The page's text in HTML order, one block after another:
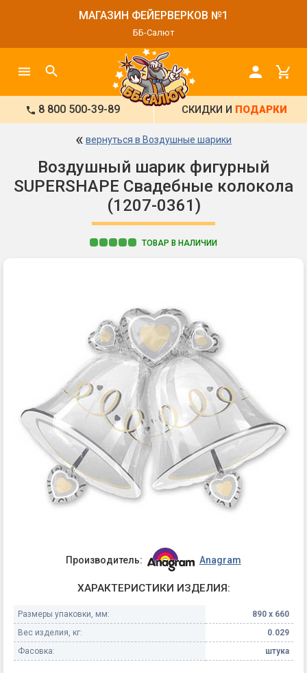
МАГАЗИН ФЕЙЕРВЕРКОВ №1
ББ-Салют
8 800 500-39-89 СКИДКИ И ПОДАРКИ
« вернуться в Воздушные шарики
Воздушный шарик фигурный
SUPERSHAPE Свадебные колокола
(1207-0361)
ТОВАР В НАЛИЧИИ
Производитель: Anagram
ХАРАКТЕРИСТИКИ ИЗДЕЛИЯ:
Размеры упаковки, мм:
890 х 660
Вес изделия, кг:
0.029
Фасовка:
штука